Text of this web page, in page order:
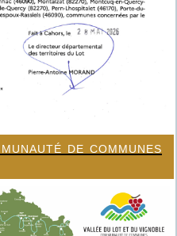
de communes